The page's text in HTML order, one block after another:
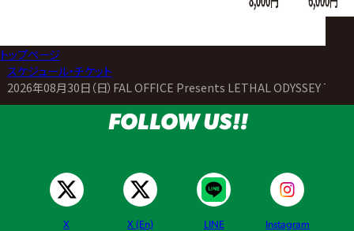
トップページ
スケジュール・チケット
2026年08月30日（日）FAL OFFICE Presents LETHAL ODYSSEY
FOLLOW US!!
X X (En) LINE Instagram